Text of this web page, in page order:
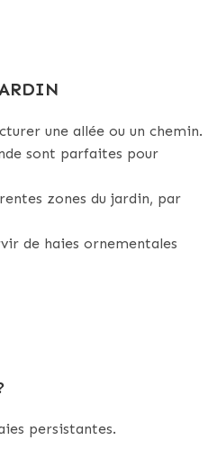
une allée ou un chemin.
sont parfaites pour
zones du jardin, par
de haies ornementales
persistantes.